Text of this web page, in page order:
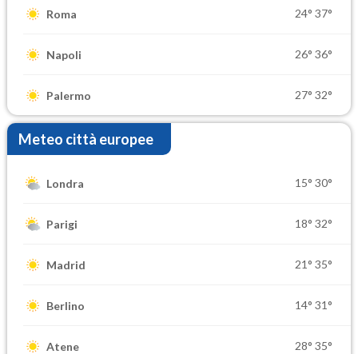
Roma 24° 37°
Napoli 26° 36°
Palermo 27° 32°
Meteo città europee
Londra 15° 30°
Parigi 18° 32°
Madrid 21° 35°
Berlino 14° 31°
Atene 28° 35°